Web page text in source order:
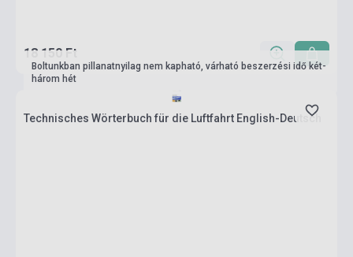
18 150 Ft
Boltunkban pillanatnyilag nem kapható, várható beszerzési idő két-
három hét
Technisches Wörterbuch für die Luftfahrt English-Deutsch